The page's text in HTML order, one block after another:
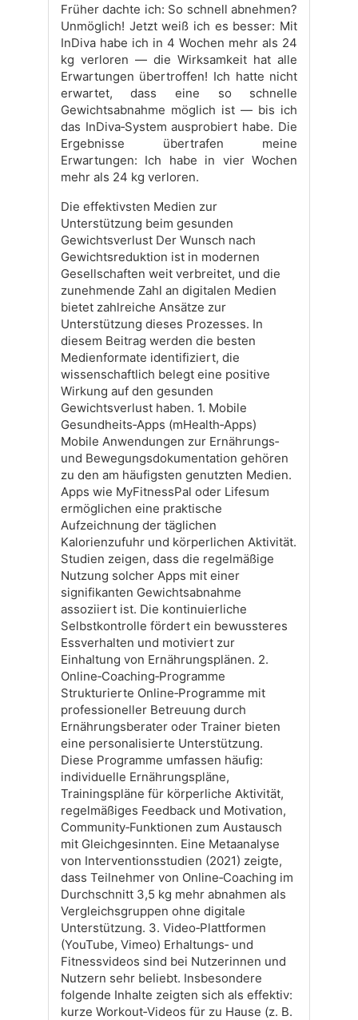
Früher dachte ich: So schnell abnehmen?
Unmöglich! Jetzt weiß ich es besser: Mit
InDiva habe ich in 4 Wochen mehr als 24
kg verloren — die Wirksamkeit hat alle
Erwartungen übertroffen! Ich hatte nicht
erwartet, dass eine so schnelle
Gewichtsabnahme möglich ist — bis ich
das InDiva‑System ausprobiert habe. Die
Ergebnisse übertrafen meine
Erwartungen: Ich habe in vier Wochen
mehr als 24 kg verloren.
Die effektivsten Medien zur
Unterstützung beim gesunden
Gewichtsverlust Der Wunsch nach
Gewichtsreduktion ist in modernen
Gesellschaften weit verbreitet, und die
zunehmende Zahl an digitalen Medien
bietet zahlreiche Ansätze zur
Unterstützung dieses Prozesses. In
diesem Beitrag werden die besten
Medienformate identifiziert, die
wissenschaftlich belegt eine positive
Wirkung auf den gesunden
Gewichtsverlust haben. 1. Mobile
Gesundheits‑Apps (mHealth‑Apps)
Mobile Anwendungen zur Ernährungs‑
und Bewegungsdokumentation gehören
zu den am häufigsten genutzten Medien.
Apps wie MyFitnessPal oder Lifesum
ermöglichen eine praktische
Aufzeichnung der täglichen
Kalorienzufuhr und körperlichen Aktivität.
Studien zeigen, dass die regelmäßige
Nutzung solcher Apps mit einer
signifikanten Gewichtsabnahme
assoziiert ist. Die kontinuierliche
Selbstkontrolle fördert ein bewussteres
Essverhalten und motiviert zur
Einhaltung von Ernährungsplänen. 2.
Online‑Coaching‑Programme
Strukturierte Online‑Programme mit
professioneller Betreuung durch
Ernährungsberater oder Trainer bieten
eine personalisierte Unterstützung.
Diese Programme umfassen häufig:
individuelle Ernährungspläne,
Trainingspläne für körperliche Aktivität,
regelmäßiges Feedback und Motivation,
Community‑Funktionen zum Austausch
mit Gleichgesinnten. Eine Metaanalyse
von Interventionsstudien (2021) zeigte,
dass Teilnehmer von Online‑Coaching im
Durchschnitt 3,5 kg mehr abnahmen als
Vergleichsgruppen ohne digitale
Unterstützung. 3. Video‑Plattformen
(YouTube, Vimeo) Erhaltungs‑ und
Fitnessvideos sind bei Nutzerinnen und
Nutzern sehr beliebt. Insbesondere
folgende Inhalte zeigten sich als effektiv:
kurze Workout‑Videos für zu Hause (z. B.